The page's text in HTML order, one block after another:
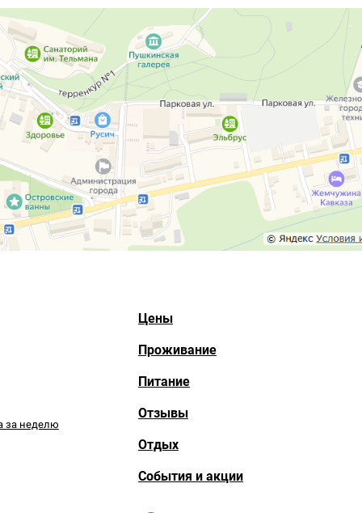
за неделю
Цены
Проживание
Питание
Отзывы
Отдых
События и акции